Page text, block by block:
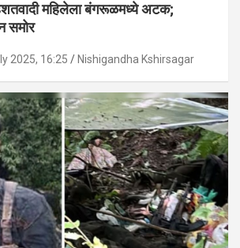
महिलेला बंगरूळमध्ये अटक;
समोर
2025, 16:25 Nishigandha Kshirsagar